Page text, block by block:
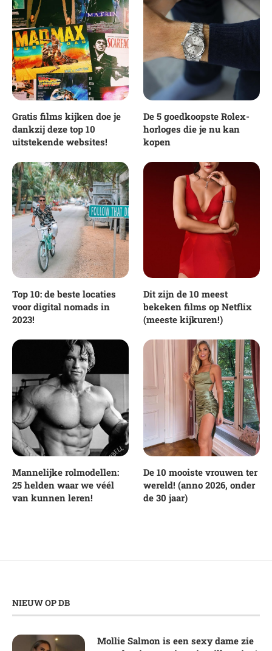
Gratis films kijken doe je
dankzij deze top 10
uitstekende websites!
De 5 goedkoopste Rolex-
horloges die je nu kan
kopen
Top 10: de beste locaties
voor digital nomads in
2023!
Dit zijn de 10 meest
bekeken films op Netflix
(meeste kijkuren!)
Mannelijke rolmodellen:
25 helden waar we véél
van kunnen leren!
De 10 mooiste vrouwen ter
wereld! (anno 2026, onder
de 30 jaar)
NIEUW OP DB
Mollie Salmon is een sexy dame zie